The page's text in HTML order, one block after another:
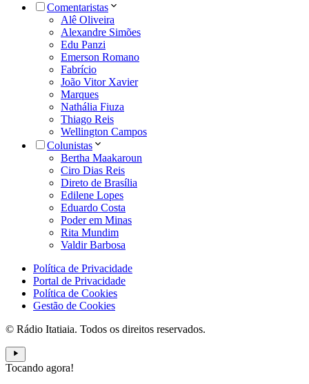
Comentaristas
Alê Oliveira
Alexandre Simões
Edu Panzi
Emerson Romano
Fabrício
João Vitor Xavier
Marques
Nathália Fiuza
Thiago Reis
Wellington Campos
Colunistas
Bertha Maakaroun
Ciro Dias Reis
Direto de Brasília
Edilene Lopes
Eduardo Costa
Poder em Minas
Rita Mundim
Valdir Barbosa
Política de Privacidade
Portal de Privacidade
Política de Cookies
Gestão de Cookies
© Rádio Itatiaia. Todos os direitos reservados.
Tocando agora!